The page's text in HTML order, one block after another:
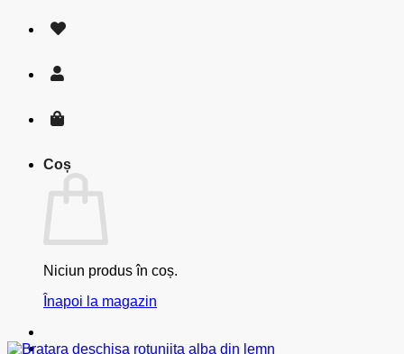
Coș
Niciun produs în coș.
Înapoi la magazin